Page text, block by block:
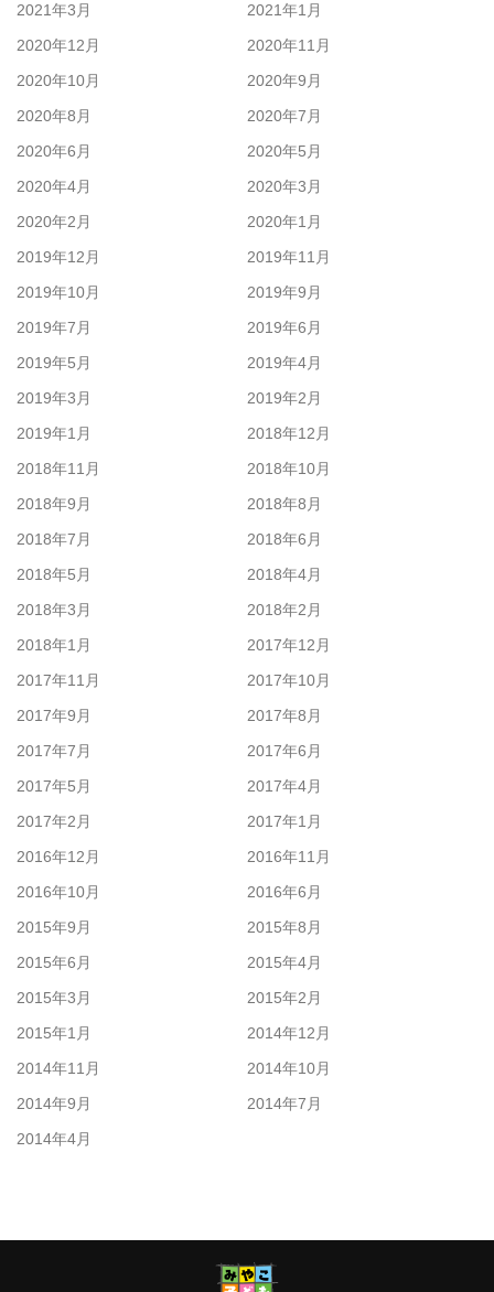
2021年3月
2021年1月
2020年12月
2020年11月
2020年10月
2020年9月
2020年8月
2020年7月
2020年6月
2020年5月
2020年4月
2020年3月
2020年2月
2020年1月
2019年12月
2019年11月
2019年10月
2019年9月
2019年7月
2019年6月
2019年5月
2019年4月
2019年3月
2019年2月
2019年1月
2018年12月
2018年11月
2018年10月
2018年9月
2018年8月
2018年7月
2018年6月
2018年5月
2018年4月
2018年3月
2018年2月
2018年1月
2017年12月
2017年11月
2017年10月
2017年9月
2017年8月
2017年7月
2017年6月
2017年5月
2017年4月
2017年2月
2017年1月
2016年12月
2016年11月
2016年10月
2016年6月
2015年9月
2015年8月
2015年6月
2015年4月
2015年3月
2015年2月
2015年1月
2014年12月
2014年11月
2014年10月
2014年9月
2014年7月
2014年4月